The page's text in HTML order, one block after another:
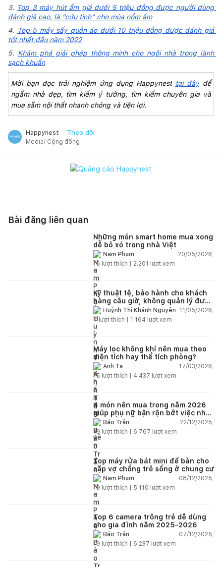
3. Top 3 máy hút ẩm giá dưới 5 triệu đồng được người dùng
đánh giá cao, là “cứu tinh” cho mùa nồm ẩm
4.
Top 5 máy sấy quần áo dưới 10 triệu đồng được đánh giá
tốt nhất đầu năm 2022
5. Khám phá giải pháp thông minh cho ngôi nhà trong lành
sạch khuẩn
Mời bạn đọc trải nghiệm ứng dụng Happynest tại đây để
ngắm nhà đẹp, tìm kiếm ý tưởng, tìm kiếm chuyên gia và
mua sắm nội thất nhanh chóng và tiện lợi.
Happynest Theo dõi
Media/ Cộng đồng
Bài đăng liên quan
Những món smart home mua xong
dễ bỏ xó trong nhà Việt
Nam Phạm
20/05/2026,
16 lượt thích | 2.201 lượt xem
Kỹ thuật tệ, bảo hành cho khách
hàng câu giờ, không quản lý được
nhân viên xây dựng của mình,
điện nhẹ, điện nước, tường quá
kém. Luôn đổ lỗi cho nhân viên.
Bảo hành quá tệ, tôi phải đợi rất
lâu mới dc bảo hành, liên hệ để
được bảo hành thì bơ khách
Huỳnh Thị Khánh Nguyên
11/05/2026,
4lượt thích | 1.164 lượt xem
Máy lọc không khí nên mua theo
diện tích hay thể tích phòng?
Anh Ta
17/03/2026,
15 lượt thích | 4.437 lượt xem
4 món nên mua trong năm 2026
giúp phụ nữ bận rộn bớt việc nhà,
nhẹ đầu mỗi ngày
Bảo Trần
22/12/2025,
19 lượt thích | 6.767 lượt xem
Top máy rửa bát mini để bàn cho
cặp vợ chồng trẻ sống ở chung cư
Nam Phạm
08/12/2025,
19 lượt thích | 5.110 lượt xem
Top 6 camera trông trẻ dễ dùng
cho gia đình năm 2025–2026
Bảo Trần
07/12/2025,
19 lượt thích | 6.237 lượt xem